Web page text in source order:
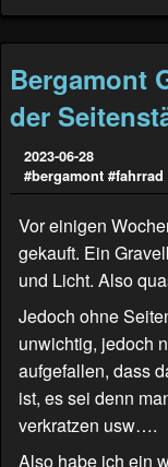
Bergamont
der
2023-06-28
#bergamont #fahrrad
Vor einigen
gekauft. Ein
und Licht. Also
Jedoch ohne
unwichtig, jedoch
aufgefallen, dass
ist, es sei denn
verkratzen usw….
Also habe ich ein